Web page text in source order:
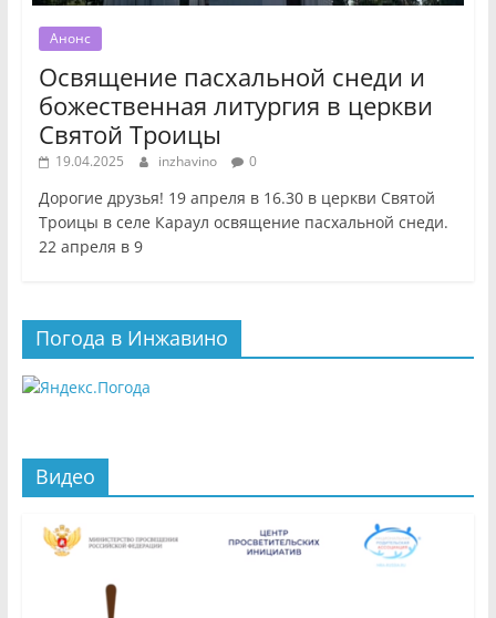
Анонс
Освящение пасхальной снеди и
божественная литургия в церкви
Святой Троицы
19.04.2025 inzhavino 0
Дорогие друзья! 19 апреля в 16.30 в церкви Святой
Троицы в селе Караул освящение пасхальной снеди.
22 апреля в 9
Погода в Инжавино
Видео